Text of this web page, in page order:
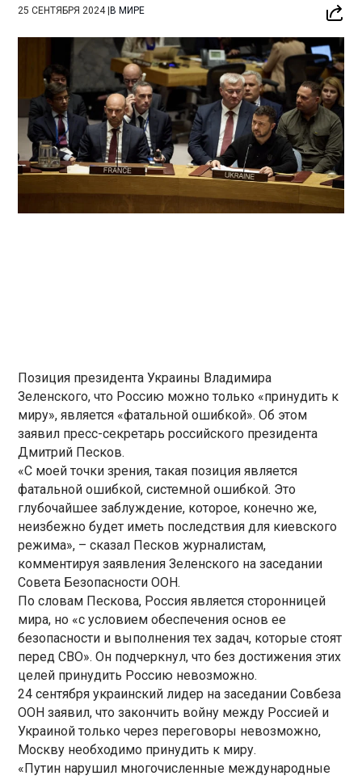
25 СЕНТЯБРЯ 2024|В МИРЕ
Позиция президента Украины Владимира
Зеленского, что Россию можно только «принудить к
миру», является «фатальной ошибкой». Об этом
заявил пресс-секретарь российского президента
Дмитрий Песков.
«С моей точки зрения, такая позиция является
фатальной ошибкой, системной ошибкой. Это
глубочайшее заблуждение, которое, конечно же,
неизбежно будет иметь последствия для киевского
режима», – сказал Песков журналистам,
комментируя заявления Зеленского на заседании
Совета Безопасности ООН.
По словам Пескова, Россия является сторонницей
мира, но «с условием обеспечения основ ее
безопасности и выполнения тех задач, которые стоят
перед СВО». Он подчеркнул, что без достижения этих
целей принудить Россию невозможно.
24 сентября украинский лидер на заседании Совбеза
ООН заявил, что закончить войну между Россией и
Украиной только через переговоры невозможно,
Москву необходимо принудить к миру.
«Путин нарушил многочисленные международные